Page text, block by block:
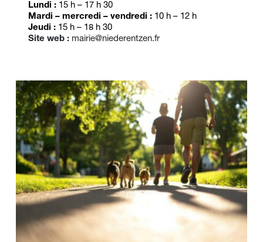
Lundi : 15 h – 17 h 30
Mardi – mercredi – vendredi : 10 h – 12 h
Jeudi : 15 h – 18 h 30
Site web : mairie@niederentzen.fr